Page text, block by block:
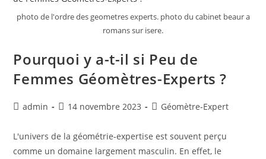
photo de l'ordre des geometres experts. photo du cabinet beaur a
romans sur isere.
Pourquoi y a-t-il si Peu de
Femmes Géomètres-Experts ?
admin 14 novembre 2023 Géomètre-Expert
L'univers de la géométrie-expertise est souvent perçu
comme un domaine largement masculin. En effet, le